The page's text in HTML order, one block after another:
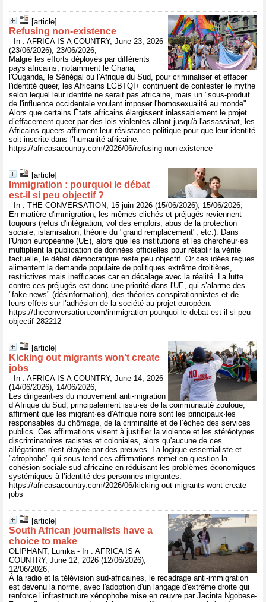
[article]
Refusing non-existence
- In : AFRICA IS A COUNTRY, June 23, 2026
(23/06/2026), 23/06/2026,
Malgré les efforts déployés par différents
pays africains, notamment le Ghana,
l'Ouganda, le Sénégal ou l'Afrique du Sud, pour criminaliser et effacer
l'identité queer, les Africains LGBTQI+ continuent de contester le mythe
selon lequel leur identité ne serait pas africaine, mais un "sous-produit
de l'influence occidentale voulant imposer l'homosexualité au monde".
Alors que certains États africains élargissent inlassablement le projet
d’effacement queer par des lois violentes allant jusqu'à l'assassinat, les
Africains queers affirment leur résistance politique pour que leur identité
soit inscrite dans l’humanité africaine.
https://africasacountry.com/2026/06/refusing-non-existence
[article]
Immigration : pourquoi le débat
est‑il si peu objectif ?
- In : THE CONVERSATION, 15 juin 2026 (15/06/2026), 15/06/2026,
En matière d'immigration, les mêmes clichés et préjugés reviennent
toujours (refus d'intégration, vol des emplois, abus de la protection
sociale, islamisation, théorie du "grand remplacement", etc.). Dans
l'Union européenne (UE), alors que les institutions et les chercheur·es
multiplient la publication de données officielles pour rétablir la vérité
factuelle, le débat démocratique reste peu objectif. Or ces idées reçues
alimentent la demande populaire de politiques extrême droitières,
restrictives mais inefficaces car en décalage avec la réalité. La lutte
contre ces préjugés est donc une priorité dans l'UE, qui s’alarme des
"fake news" (désinformation), des théories conspirationnistes et de
leurs effets sur l’adhésion de la société au projet européen.
https://theconversation.com/immigration-pourquoi-le-debat-est-il-si-peu-
objectif-282212
[article]
Kicking out migrants won’t create
jobs
- In : AFRICA IS A COUNTRY, June 14, 2026
(14/06/2026), 14/06/2026,
Les dirigeant·es du mouvement anti-migration
d’Afrique du Sud, principalement issu·es de la communauté zouloue,
affirment que les migrant·es d'Afrique noire sont les principaux·les
responsables du chômage, de la criminalité et de l’échec des services
publics. Ces affirmations visent à justifier la violence et les stéréotypes
discriminatoires racistes et coloniales, alors qu'aucune de ces
allégations n'est étayée par des preuves. La logique essentialiste et
"afrophobe" qui sous-tend ces affirmations remet en question la
cohésion sociale sud-africaine en réduisant les problèmes économiques
systémiques à l’identité des personnes migrantes.
https://africasacountry.com/2026/06/kicking-out-migrants-wont-create-
jobs
[article]
South African journalists have a
choice to make
OLIPHANT, Lumka - In : AFRICA IS A
COUNTRY, June 12, 2026 (12/06/2026),
12/06/2026,
À la radio et la télévision sud-africaines, le recadrage anti-immigration
est devenu la norme, avec l'adoption d'un langage d'extrême droite qui
renforce l’infrastructure xénophobe mise en œuvre par Jacinta Ngobese-